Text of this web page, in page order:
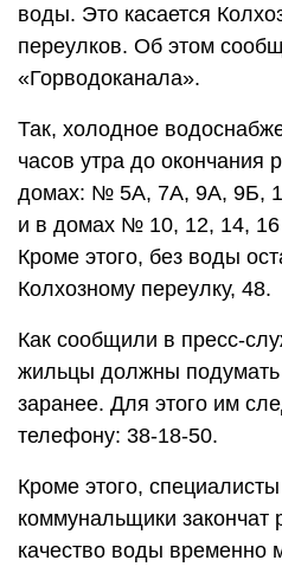
воды. Это касается
переулков. Об этом
«Горводоканала».
Так, холодное
часов утра до окончания
домах: № 5А, 7А, 9А, 9Б,
и в домах № 10, 12, 14, 16
Кроме этого, без воды
Колхозному переулку, 48.
Как сообщили в пресс-
жильцы должны
заранее. Для этого им
телефону: 38-18-50.
Кроме этого,
коммунальщики закончат
качество воды временно